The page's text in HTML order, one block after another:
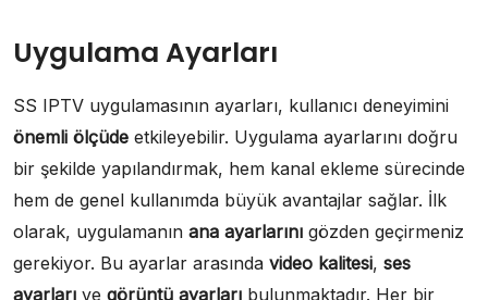
Uygulama Ayarları
SS IPTV uygulamasının ayarları, kullanıcı deneyimini
önemli ölçüde etkileyebilir. Uygulama ayarlarını doğru
bir şekilde yapılandırmak, hem kanal ekleme sürecinde
hem de genel kullanımda büyük avantajlar sağlar. İlk
olarak, uygulamanın ana ayarlarını gözden geçirmeniz
gerekiyor. Bu ayarlar arasında video kalitesi, ses
ayarları ve görüntü ayarları bulunmaktadır. Her bir